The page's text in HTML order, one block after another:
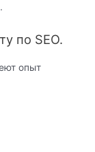
по SEO.
опыт